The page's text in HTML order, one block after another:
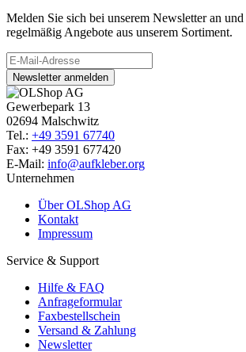
Melden Sie sich bei unserem Newsletter an
regelmäßig Angebote aus unserem Sortiment.
Newsletter anmelden
Gewerbepark 13
02694 Malschwitz
Tel.: +49 3591 67740
Fax: +49 3591 677420
E-Mail: info@aufkleber.org
Unternehmen
Über OLShop AG
Kontakt
Impressum
Service & Support
Hilfe & FAQ
Anfrageformular
Faxbestellschein
Versand & Zahlung
Newsletter